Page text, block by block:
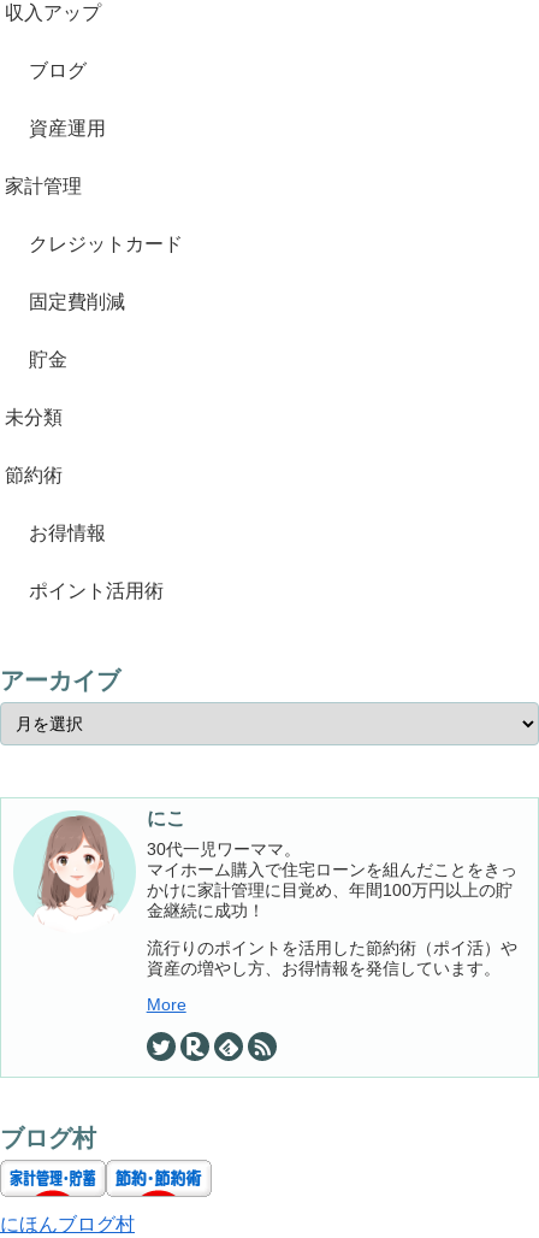
収入アップ
ブログ
資産運用
家計管理
クレジットカード
固定費削減
貯金
未分類
節約術
お得情報
ポイント活用術
アーカイブ
にこ
30代一児ワーママ。
マイホーム購入で住宅ローンを組んだことをきっ
かけに家計管理に目覚め、年間100万円以上の貯
金継続に成功！
流行りのポイントを活用した節約術（ポイ活）や
資産の増やし方、お得情報を発信しています。
More
ブログ村
にほんブログ村